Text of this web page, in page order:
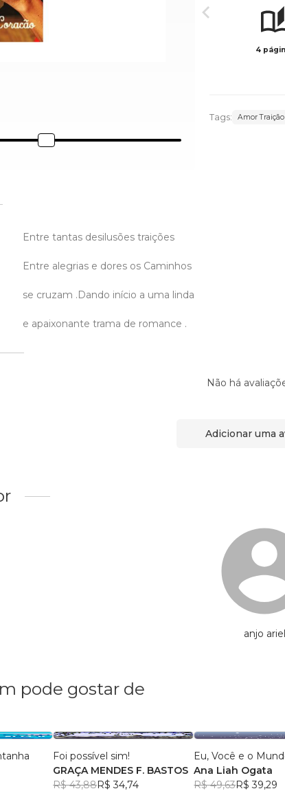
4
Tags: Amor
Entre tantas desilusões traições
Entre alegrias e dores os Caminhos
se cruzam .Dando início a uma linda
e apaixonante trama de romance .
Não há
Adicionar uma
anjo ariel
pode gostar de
Foi possível sim!
GRAÇA MENDES F. BASTOS
R$ 43,88R$ 34,74
Eu, Você e o
Ana Liah Ogata
R$ 49,63R$ 39,29